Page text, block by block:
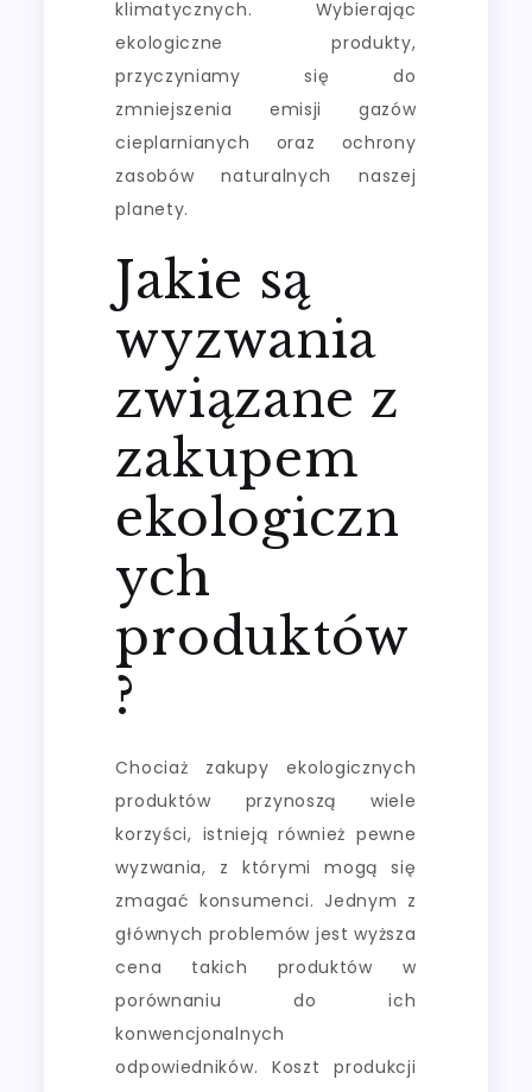
klimatycznych. Wybierając
ekologiczne produkty,
przyczyniamy się do
zmniejszenia emisji gazów
cieplarnianych oraz ochrony
zasobów naturalnych naszej
planety.
Jakie są
wyzwania
związane z
zakupem
ekologiczn
ych
produktów
?
Chociaż zakupy ekologicznych
produktów przynoszą wiele
korzyści, istnieją również pewne
wyzwania, z którymi mogą się
zmagać konsumenci. Jednym z
głównych problemów jest wyższa
cena takich produktów w
porównaniu do ich
konwencjonalnych
odpowiedników. Koszt produkcji